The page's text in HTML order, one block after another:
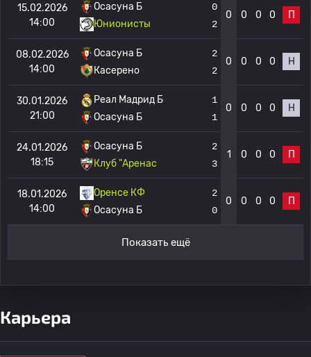
15.02.2026
14:00
Осасуна Б
Юнионисты
0
2
0 0 0 0 П
08.02.2026
14:00
Осасуна Б
Касерено
2
2
0 0 0 0 Н
30.01.2026
21:00
Реал Мадрид Б
Осасуна Б
1
1
0 0 0 0 Н
24.01.2026
18:15
Осасуна Б
Клуб "Аренас
2
3
1 0 0 0 П
18.01.2026
14:00
Оренсе КФ
Осасуна Б
2
0
0 0 0 0 П
Показать ещё
Карьера